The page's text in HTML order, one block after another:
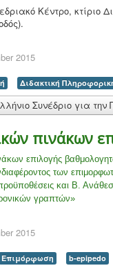
Κέντρο, κτίριο
2015
Διδακτική
Συνέδριο για
πινάκων
επιλογής
των
και Β.
γραπτών»
2015
Επιμόρφωση b-epipedo